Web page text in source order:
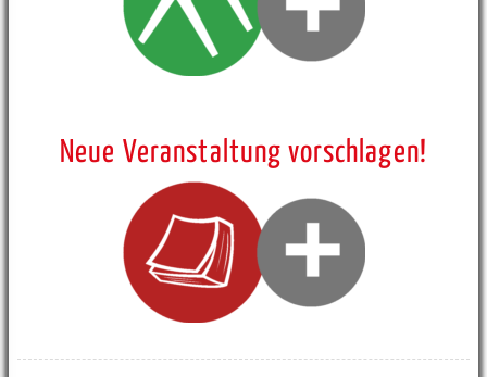
Neue Veranstaltung vorschlagen!